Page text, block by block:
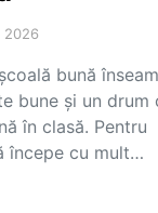
2026
bună
bune și un drum
în clasă. Pentru
începe cu mult…